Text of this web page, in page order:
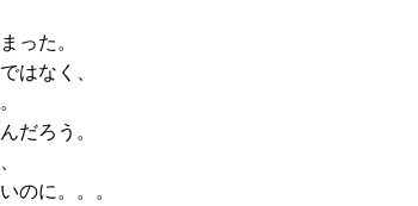
った。
はなく、
だろう。
のに。。。